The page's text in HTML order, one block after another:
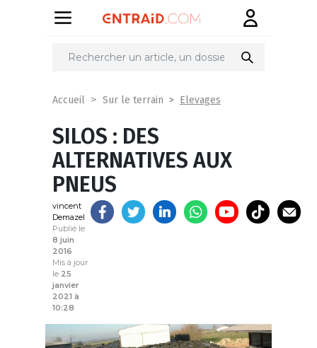
Partager
Accueil Sur le terrain Elevages
SILOS : DES
ALTERNATIVES AUX
PNEUS
vincent
Demazel
Publié le
8 juin
2016
Mis à jour
le 25
janvier
2021 à
10:28